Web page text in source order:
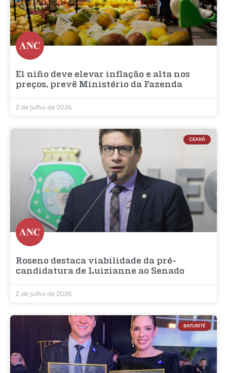
El niño deve elevar inflação e alta nos
preços, prevê Ministério da Fazenda
2 de julho de 2026
CEARÁ
Roseno destaca viabilidade da pré-
candidatura de Luizianne ao Senado
2 de julho de 2026
BATURITÉ